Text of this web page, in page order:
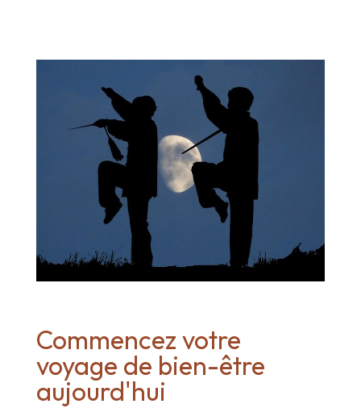
Commencez votre
voyage de bien-être
aujourd'hui